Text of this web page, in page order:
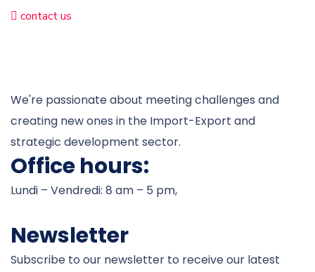
contact us
We're passionate about meeting challenges and
creating new ones in the Import-Export and
strategic development sector.
Office hours:
Lundi – Vendredi: 8 am – 5 pm,
Newsletter
Subscribe to our newsletter to receive our latest